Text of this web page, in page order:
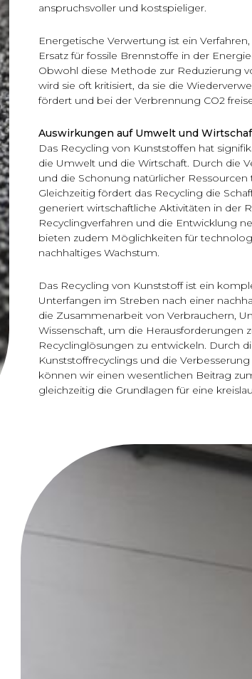
anspruchsvoller und kostspieliger.
Energetische Verwertung ist ein
Ersatz für fossile Brennstoffe in der
Obwohl diese Methode zur Reduzierung
wird sie oft kritisiert, da sie die
fördert und bei der Verbrennung CO2
Auswirkungen auf Umwelt und
Das Recycling von Kunststoffen hat
die Umwelt und die Wirtschaft. Durch die
und die Schonung natürlicher
Gleichzeitig fördert das Recycling die
generiert wirtschaftliche Aktivitäten in der
Recyclingverfahren und die Entwicklung
bieten zudem Möglichkeiten für
nachhaltiges Wachstum.
Das Recycling von Kunststoff ist ein
Unterfangen im Streben nach einer
die Zusammenarbeit von Verbrauchern,
Wissenschaft, um die Herausforderungen
Recyclinglösungen zu entwickeln. Durch
Kunststoffrecyclings und die
können wir einen wesentlichen Beitrag
gleichzeitig die Grundlagen für eine